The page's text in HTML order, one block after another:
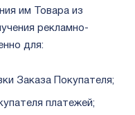
им Товара из
рекламно-
для:
Заказа Покупателя;
платежей;